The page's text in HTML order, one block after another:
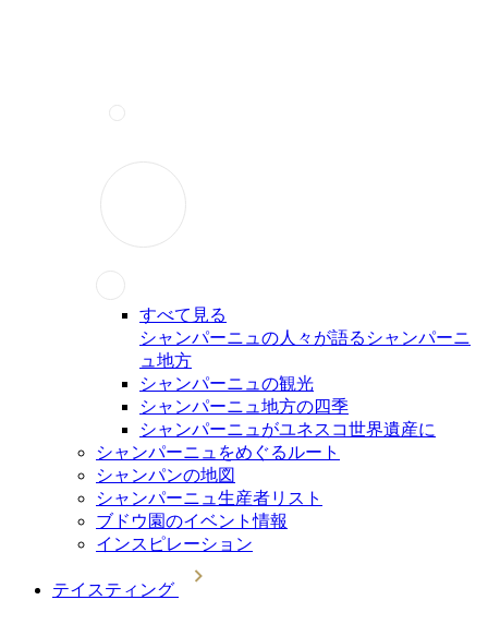
すべて見る
シャンパーニュの人々が語るシャンパーニ
ュ地方
シャンパーニュの観光
シャンパーニュ地方の四季
シャンパーニュがユネスコ世界遺産に
シャンパーニュをめぐるルート
シャンパンの地図
シャンパーニュ生産者リスト
ブドウ園のイベント情報
インスピレーション
テイスティング